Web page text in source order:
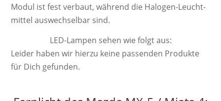
Modul ist fest ver­baut, wäh­rend die Ha­lo­gen-Leucht­
mittel aus­wech­sel­bar sind.
LED-Lampen sehen wie folgt aus:
Leider haben wir hierzu keine passenden Produkte
für Dich gefunden.